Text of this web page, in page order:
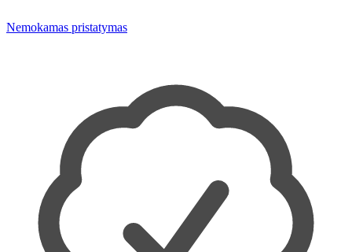
Nemokamas pristatymas